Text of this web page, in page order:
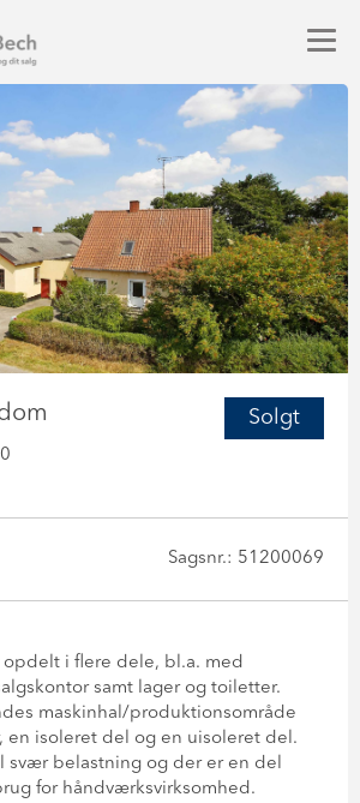
Solgt
Sagsnr.: 51200069
opdelt i flere dele, bl.a. med
samt lager og toiletter.
maskinhal/produktionsområde
en isoleret del og en uisoleret del.
svær belastning og der er en del
for håndværksvirksomhed.